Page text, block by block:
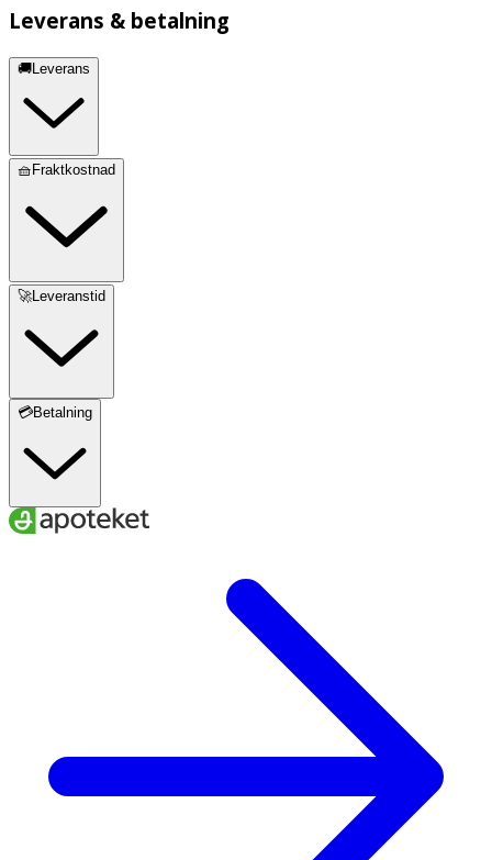
Leverans & betalning
🚚Leverans
🧺Fraktkostnad
🚀Leveranstid
💳Betalning